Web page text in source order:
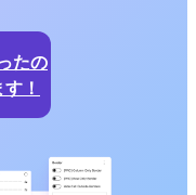
たの
！